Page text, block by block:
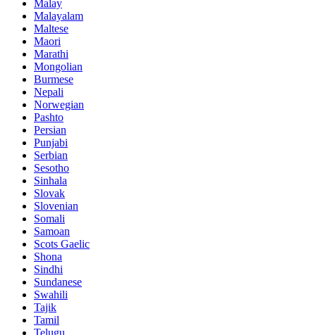
Malay
Malayalam
Maltese
Maori
Marathi
Mongolian
Burmese
Nepali
Norwegian
Pashto
Persian
Punjabi
Serbian
Sesotho
Sinhala
Slovak
Slovenian
Somali
Samoan
Scots Gaelic
Shona
Sindhi
Sundanese
Swahili
Tajik
Tamil
Telugu